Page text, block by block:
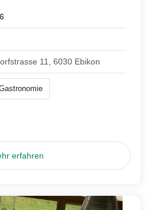
11, 6030 Ebikon
erfahren